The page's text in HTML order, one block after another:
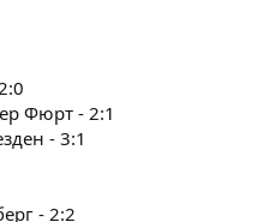
Фюрт - 2:1
- 3:1
- 2:2